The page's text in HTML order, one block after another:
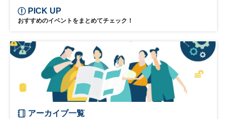
PICK UP
おすすめのイベントをまとめてチェック！
アーカイブ一覧